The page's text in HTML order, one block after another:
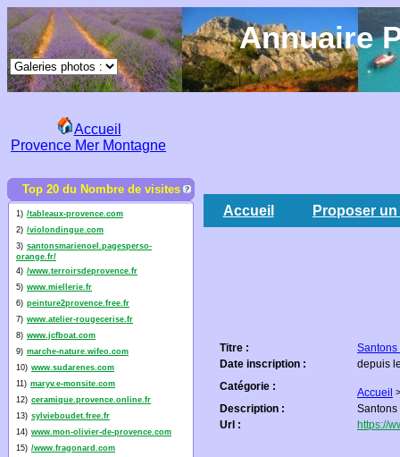
Annuaire
Accueil
Provence Mer Montagne
Top 20 du Nombre de visites
1) /tableaux-provence.com
2) /violondingue.com
3) santonsmarienoel.pagesperso-
orange.fr/
4) /www.terroirsdeprovence.fr
5) www.miellerie.fr
6) peinture2provence.free.fr
7) www.atelier-rougecerise.fr
8) www.jcfboat.com
9) marche-nature.wifeo.com
10) www.sudarenes.com
11) maryv.e-monsite.com
12) ceramique.provence.online.fr
13) sylvieboudet.free.fr
14) www.mon-olivier-de-provence.com
15) /www.fragonard.com
Accueil Proposer
Titre :
Date inscription :
depuis
Catégorie :
Accueil
Description :
Santons
Url :
https://